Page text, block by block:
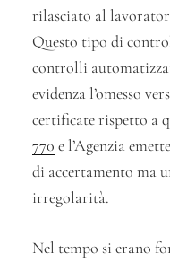
rilasciato al
Questo tipo di
controlli
evidenza l’omesso
certificate rispetto a
770 e l’Agenzia
di accertamento ma
irregolarità.
Nel tempo si erano